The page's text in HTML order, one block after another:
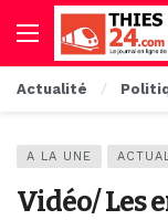
Actualité
A LA UNE
Vidéo/ Les